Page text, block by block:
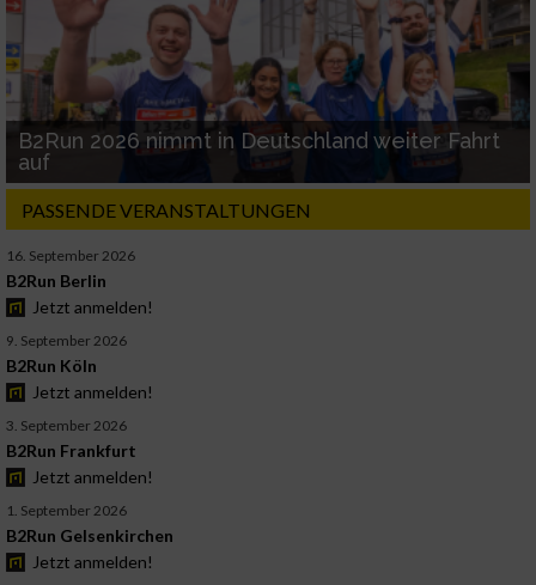
B2Run 2026 nimmt in Deutschland weiter Fahrt
auf
PASSENDE VERANSTALTUNGEN
16. September 2026
B2Run Berlin
Jetzt anmelden!
9. September 2026
B2Run Köln
Jetzt anmelden!
3. September 2026
B2Run Frankfurt
Jetzt anmelden!
1. September 2026
B2Run Gelsenkirchen
Jetzt anmelden!